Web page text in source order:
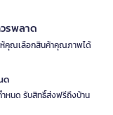
รพลาด
ห้คุณเลือกสินค้าคุณภาพได้
ด
หนด รับสิทธิ์ส่งฟรีถึงบ้าน